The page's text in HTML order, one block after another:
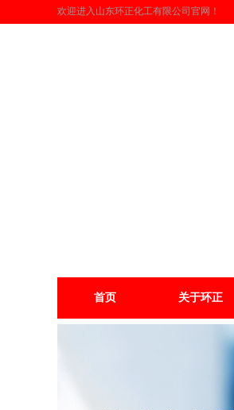
欢迎进入山东环正化工有限公司官网！
首页 关于环正